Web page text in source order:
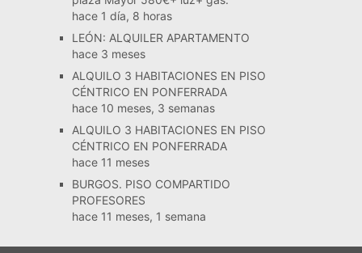
hace 1 día, 8 horas
LEÓN: ALQUILER APARTAMENTO
hace 3 meses
ALQUILO 3 HABITACIONES EN PISO
CÉNTRICO EN PONFERRADA
hace 10 meses, 3 semanas
ALQUILO 3 HABITACIONES EN PISO
CÉNTRICO EN PONFERRADA
hace 11 meses
BURGOS. PISO COMPARTIDO
PROFESORES
hace 11 meses, 1 semana